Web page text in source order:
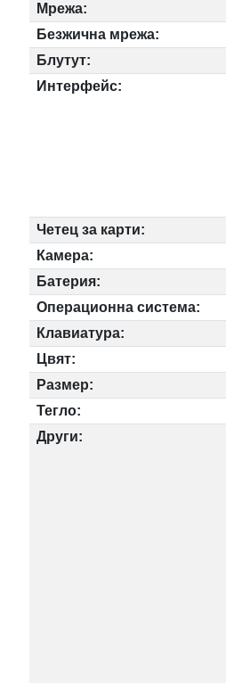
Мрежа:
Безжична мрежа:
Блутут:
Интерфейс:
Четец за карти:
Камера:
Батерия:
Операционна система:
Клавиатура:
Цвят:
Размер:
Тегло:
Други: